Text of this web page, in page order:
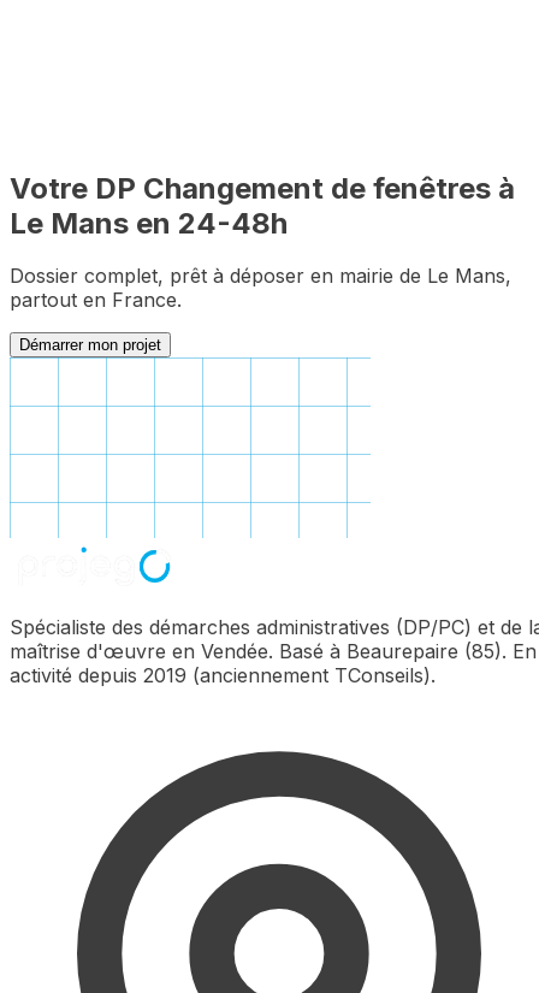
Votre DP Changement de fenêtres à
Le Mans en 24-48h
Dossier complet, prêt à déposer en mairie de Le Mans,
partout en France.
Démarrer mon projet
Spécialiste des démarches administratives (DP/PC) et de
maîtrise d'œuvre en Vendée. Basé à Beaurepaire (85). En
activité depuis 2019 (anciennement TConseils).